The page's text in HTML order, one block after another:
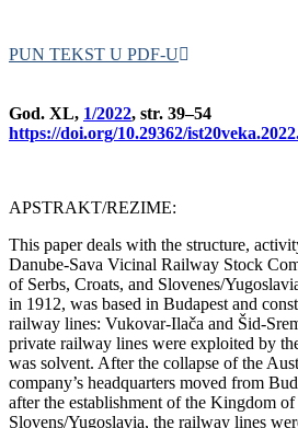
PUN TEKST U PDF-U
God. XL, 1/2022, str. 39–54
https://doi.org/10.29362/
APSTRAKT/REZIME:
This paper deals with the structure,
Danube-Sava Vicinal Railway Stock
of Serbs, Croats, and Slovenes/
in 1912, was based in Budapest and
railway lines: Vukovar-Ilača and Šid-
private railway lines were exploited by
was solvent. After the collapse of the
company’s headquarters moved from
after the establishment of the Kingdom of
Slovens/Yugoslavia, the railway lines